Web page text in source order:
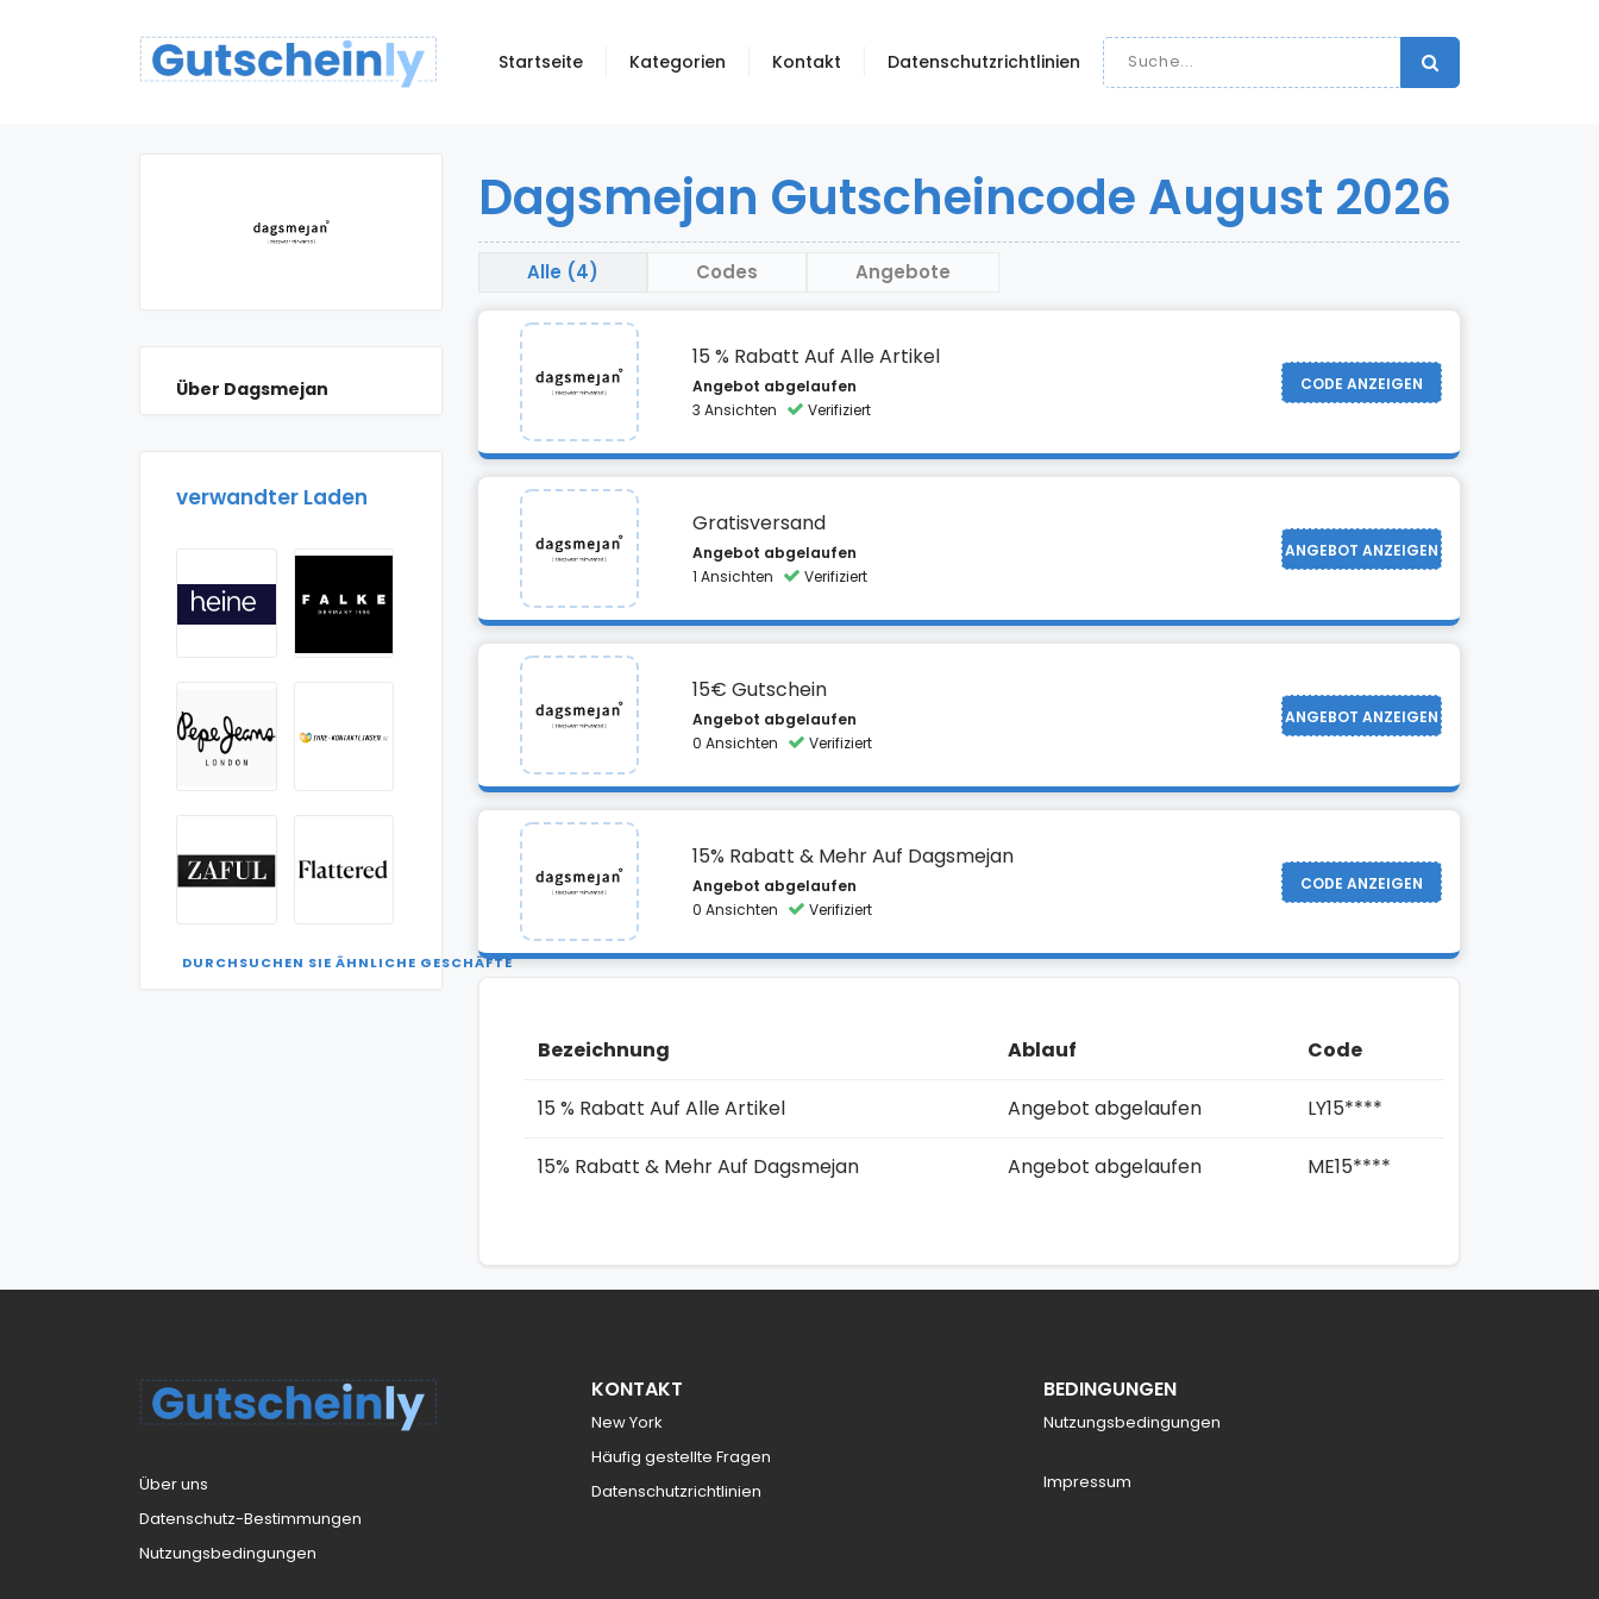
Startseite Kategorien Kontakt Datenschutzrichtlinien
Über Dagsmejan
verwandter Laden
DURCHSUCHEN SIE ÄHNLICHE GESCHÄFTE
Dagsmejan Gutscheincode August 2026
Alle (4) Codes Angebote
15 % Rabatt Auf Alle Artikel
CODE ANZEIGEN
Angebot abgelaufen
3 Ansichten
Verifiziert
Gratisversand
ANGEBOT ANZEIGEN
Angebot abgelaufen
1 Ansichten
Verifiziert
15€ Gutschein
ANGEBOT ANZEIGEN
Angebot abgelaufen
0 Ansichten
Verifiziert
15% Rabatt & Mehr Auf Dagsmejan
CODE ANZEIGEN
Angebot abgelaufen
0 Ansichten
Verifiziert
Bezeichnung Ablauf Code
15 % Rabatt Auf Alle Artikel Angebot abgelaufen LY15****
15% Rabatt & Mehr Auf Dagsmejan Angebot abgelaufen ME15****
Über uns
Datenschutz-Bestimmungen
Nutzungsbedingungen
KONTAKT
New York
Häufig gestellte Fragen
Datenschutzrichtlinien
BEDINGUNGEN
Nutzungsbedingungen
Impressum